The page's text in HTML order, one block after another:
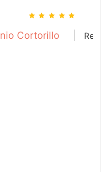
Redazione